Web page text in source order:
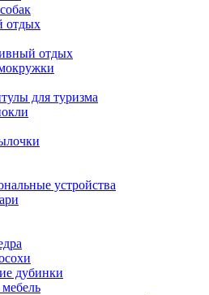
отдых
отдых
для туризма
устройства
дубинки